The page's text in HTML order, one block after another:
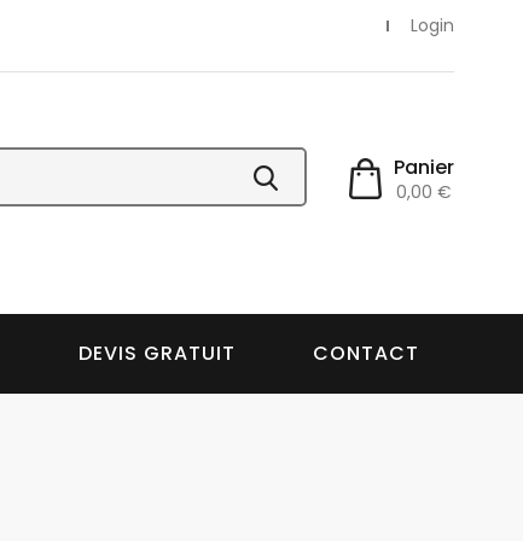
Login
Panier
0,00 €
DEVIS GRATUIT CONTACT